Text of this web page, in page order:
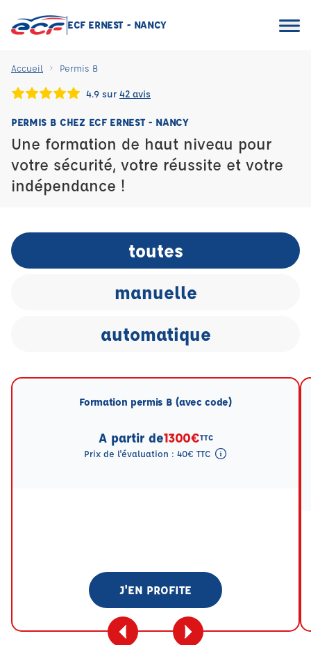
ECF ERNEST - NANCY
Accueil Permis B
4.9 sur 42 avis
PERMIS B CHEZ ECF ERNEST - NANCY
Une formation de haut niveau pour
votre sécurité, votre réussite et votre
indépendance !
toutes
manuelle
automatique
Formation permis B (avec code)
A partir de1300€TTC
Prix de l'évaluation : 40€ TTC
J'EN PROFITE